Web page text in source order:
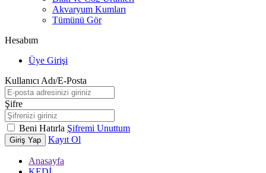
Akvaryum Kumları
Tümünü Gör
Hesabım
Üye Girişi
Kullanıcı Adı/E-Posta
Şifre
Beni Hatırla Şifremi Unuttum
Giriş Yap Kayıt Ol
Anasayfa